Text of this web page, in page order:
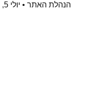
הנהלת האתר יולי 5, 2026